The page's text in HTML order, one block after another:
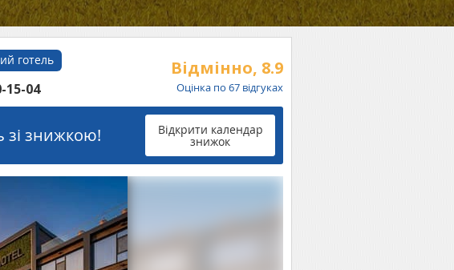
Відмінно, 8.9
Оцінка по 67 відгуках
готель
15-04
зі знижкою! Відкрити календар
знижок